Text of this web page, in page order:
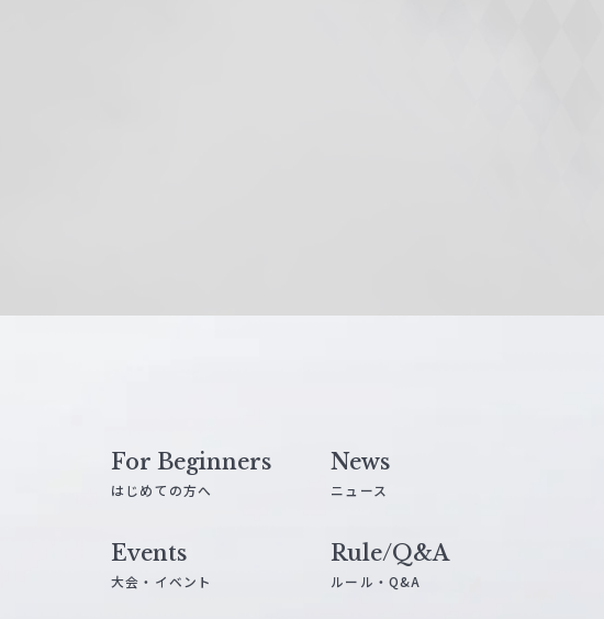
For Beginners
はじめての方へ
News
ニュース
Events
大会・イベント
Rule/Q&A
ルール・Q&A